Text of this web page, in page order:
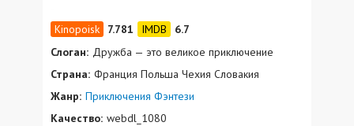
7.781
6.7
Слоган: Дружба — это великое приключение
Страна: Франция Польша Чехия Словакия
Жанр: Приключения Фэнтези
Качество: webdl_1080